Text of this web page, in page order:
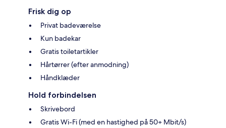
Frisk dig op
Privat badeværelse
Kun badekar
Gratis toiletartikler
Hårtørrer (efter anmodning)
Håndklæder
Hold forbindelsen
Skrivebord
Gratis Wi-Fi (med en hastighed på 50+ Mbit/s)